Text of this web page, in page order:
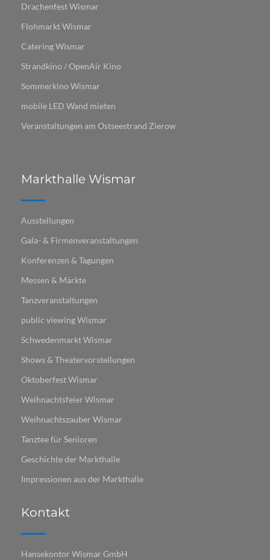
Drachenfest Wismar
Flohmarkt Wismar​​​​​​
Catering Wismar
Strandkino / OpenAir Kino
Sommerkino Wismar
mobile LED Wand mieten
Veranstaltungen am Ostseestrand Zierow
Markthalle Wismar
Ausstellungen
Gala- & Firmenveranstaltungen
Konferenzen & Tagungen
Messen & Märkte
Tanzveranstaltungen
public viewing Wismar
Schwedenmarkt Wismar
Shows & Theatervorstellungen
Oktoberfest Wismar
Weihnachtsfeier Wismar
Weihnachtszauber Wismar
Tanztee für Senioren
Geschichte der Markthalle
Impressionen aus der Markthalle
Kontakt
Hansekontor Wismar GmbH